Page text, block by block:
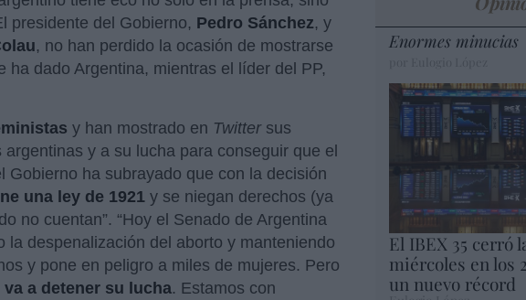
presidente del Gobierno, Pedro Sánchez, y
, no han perdido la ocasión de mostrarse
ha dado Argentina, mientras el líder del PP,
y han mostrado en Twittersus
y a su lucha para conseguir que el
Gobierno ha subrayado que con la decisión
una ley de 1921 y se niegan derechos (ya
no cuentan”. “Hoy el Senado de Argentina
la despenalización del aborto y manteniendo
y pone en peligro a miles de mujeres. Pero
va a detener su lucha. Estamos con
Enormes minucias
El IBEX 35 cerró
miércoles en los
un nuevo récord